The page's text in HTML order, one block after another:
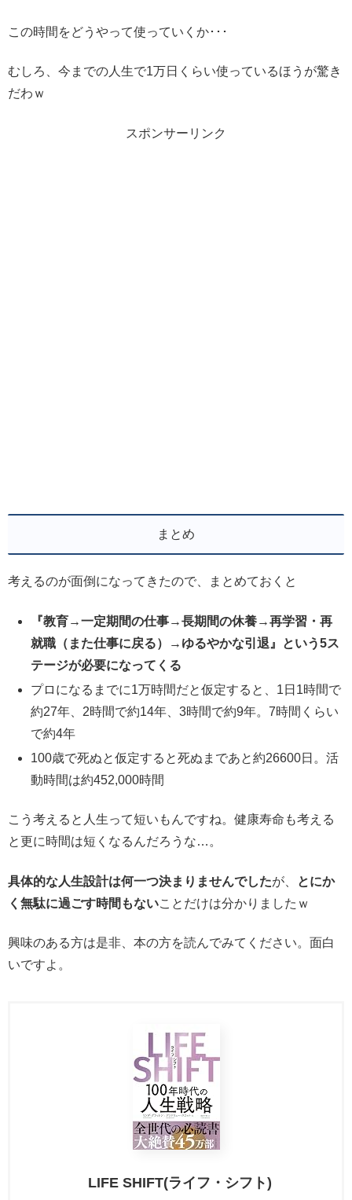
この時間をどうやって使っていくか･･･
むしろ、今までの人生で1万日くらい使っているほうが驚き
だわｗ
スポンサーリンク
まとめ
考えるのが面倒になってきたので、まとめておくと
『教育→一定期間の仕事→長期間の休養→再学習・再
就職（また仕事に戻る）→ゆるやかな引退』という5ス
テージが必要になってくる
プロになるまでに1万時間だと仮定すると、1日1時間で
約27年、2時間で約14年、3時間で約9年。7時間くらい
で約4年
100歳で死ぬと仮定すると死ぬまであと約26600日。活
動時間は約452,000時間
こう考えると人生って短いもんですね。健康寿命も考える
と更に時間は短くなるんだろうな…。
具体的な人生設計は何一つ決まりませんでしたが、
とにか
く無駄に過ごす時間もないことだけは分かりましたｗ
興味のある方は是非、本の方を読んでみてください。面白
いですよ。
LIFE SHIFT(ライフ・シフト)